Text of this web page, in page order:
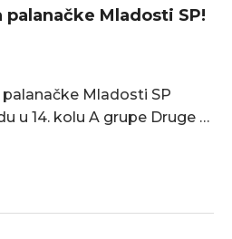
Mladosti SP!
Mladosti SP
u 14. kolu A grupe Druge …